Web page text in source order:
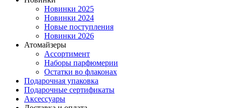
Новинки 2025
Новинки 2024
Новые поступления
Новинки 2026
Атомайзеры
Ассортимент
Наборы парфюмерии
Остатки во флаконах
Подарочная упаковка
Подарочные сертификаты
Аксессуары